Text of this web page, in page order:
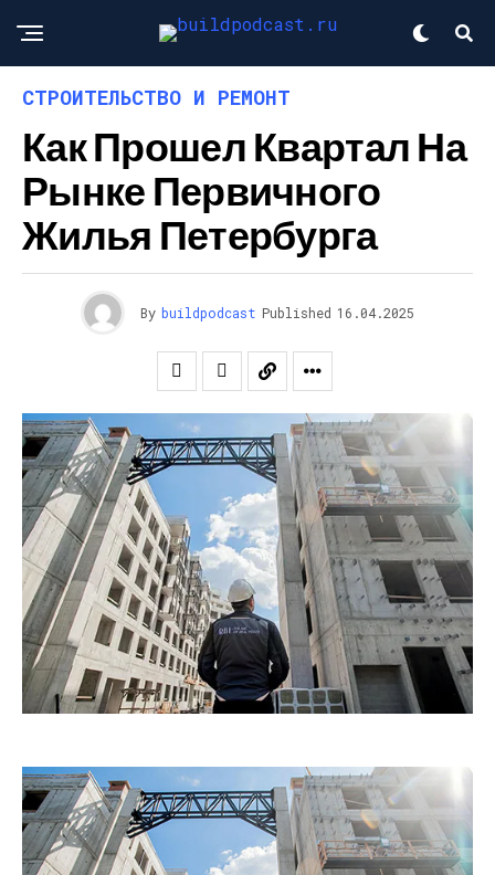
СТРОИТЕЛЬСТВО И РЕМОНТ
Как Прошел Квартал На
Рынке Первичного
Жилья Петербурга
By buildpodcast Published 16.04.2025